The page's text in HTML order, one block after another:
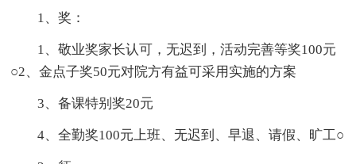
1、奖：
1、敬业奖家长认可，无迟到，活动完善等奖100元
○2、金点子奖50元对院方有益可采用实施的方案
3、备课特别奖20元
4、全勤奖100元上班、无迟到、早退、请假、旷工○